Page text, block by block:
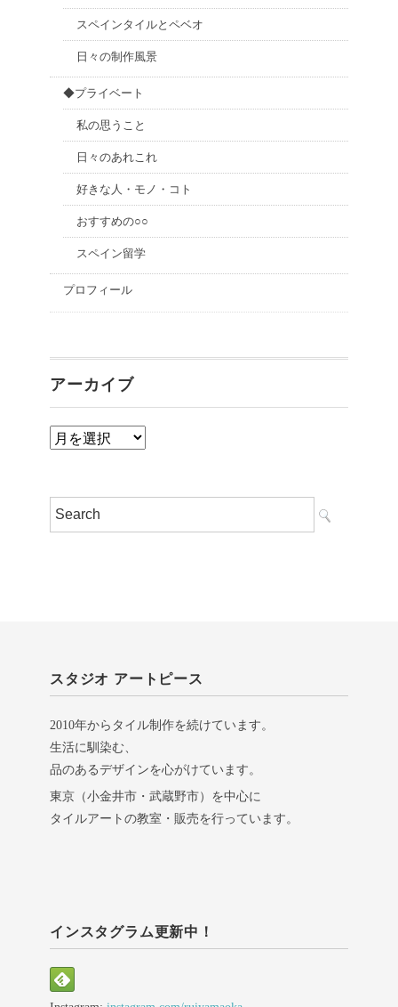
スペインタイルとペベオ
日々の制作風景
◆プライベート
私の思うこと
日々のあれこれ
好きな人・モノ・コト
おすすめの○○
スペイン留学
プロフィール
アーカイブ
ア
イ
スタジオ アートピース
2010年からタイル制作を続けています。
生活に馴染む、
品のあるデザインを心がけています。
東京（小金井市・武蔵野市）を中心に
タイルアートの教室・販売を行っています。
インスタグラム更新中！